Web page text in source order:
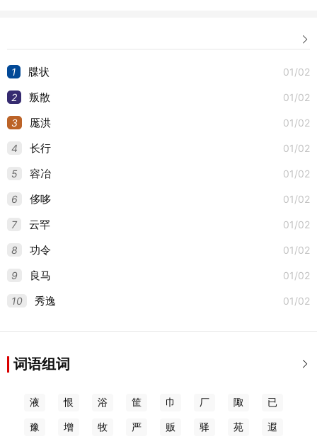

1 01/02
牒状
2 01/02
叛散
3 01/02
厖洪
4 01/02
长行
5 01/02
容冶
6 01/02
侈哆
7 01/02
云罕
8 01/02
功令
9 01/02
良马
10 01/02
秀逸

词语组词
液 恨 浴 筐 巾 厂 陬 已
豫 增 牧 严 贩 驿 苑 遐